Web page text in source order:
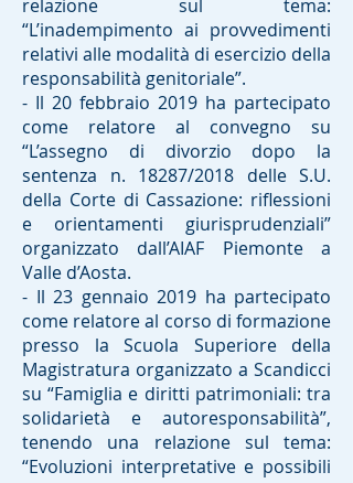
relazione sul tema:
“L’inadempimento ai provvedimenti
relativi alle modalità di esercizio della
responsabilità genitoriale”.
- Il 20 febbraio 2019 ha partecipato
come relatore al convegno su
“L’assegno di divorzio dopo la
sentenza n. 18287/2018 delle S.U.
della Corte di Cassazione: riflessioni
e orientamenti giurisprudenziali”
organizzato dall’AIAF Piemonte a
Valle d’Aosta.
- Il 23 gennaio 2019 ha partecipato
come relatore al corso di formazione
presso la Scuola Superiore della
Magistratura organizzato a Scandicci
su “Famiglia e diritti patrimoniali: tra
solidarietà e autoresponsabilità”,
tenendo una relazione sul tema:
“Evoluzioni interpretative e possibili